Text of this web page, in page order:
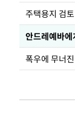
안드레예바
폭우에 무너